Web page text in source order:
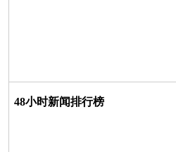
48小时新闻排行榜